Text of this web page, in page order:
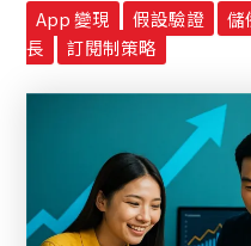
App 變現 假設驗證 儲
長
訂閱制策略